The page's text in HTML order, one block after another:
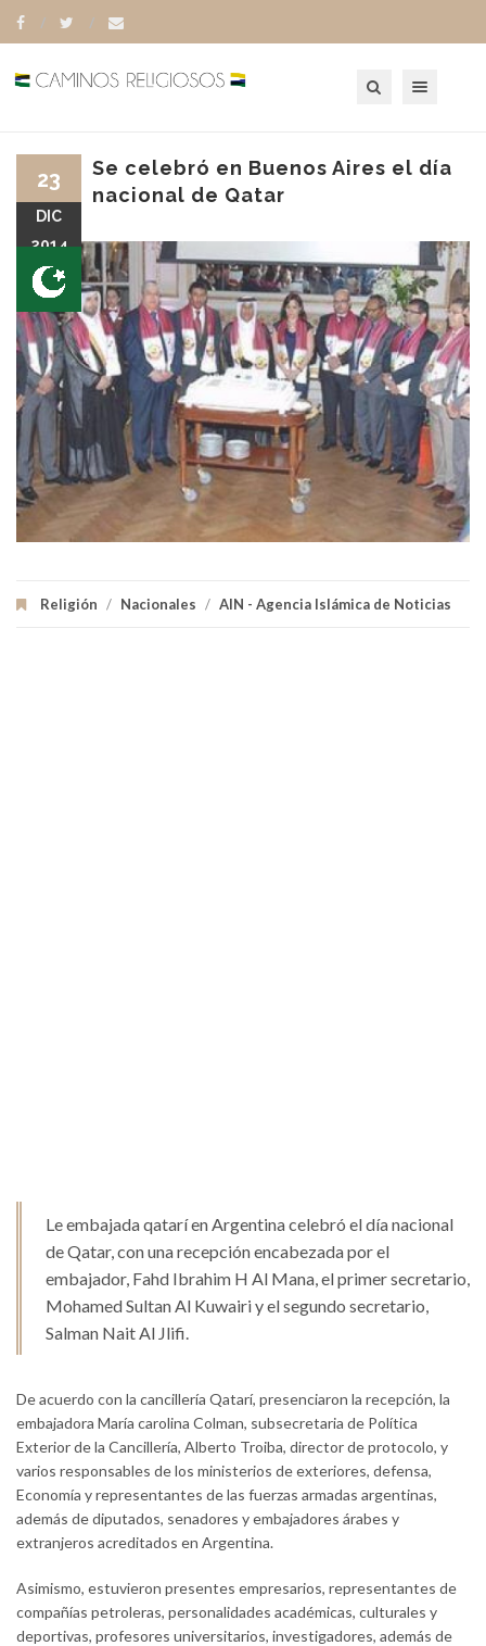
Se celebró en Buenos Aires el día
nacional de Qatar
Religión / Nacionales / AIN - Agencia Islámica de Noticias
23
DIC
2014
Le embajada qatarí en Argentina celebró el día nacional
de Qatar, con una recepción encabezada por el
embajador, Fahd Ibrahim H Al Mana, el primer secretario,
Mohamed Sultan Al Kuwairi y el segundo secretario,
Salman Nait Al Jlifi.
De acuerdo con la cancillería Qatarí, presenciaron la recepción, la
embajadora María carolina Colman, subsecretaria de Política
Exterior de la Cancillería, Alberto Troiba, director de protocolo, y
varios responsables de los ministerios de exteriores, defensa,
Economía y representantes de las fuerzas armadas argentinas,
además de diputados, senadores y embajadores árabes y
extranjeros acreditados en Argentina.
Asimismo, estuvieron presentes empresarios, representantes de
compañías petroleras, personalidades académicas, culturales y
deportivas, profesores universitarios, investigadores, además de